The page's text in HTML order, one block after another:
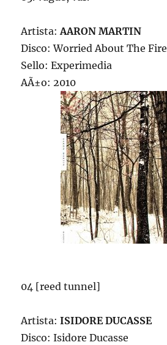
Artista:AARON MARTIN
Disco: Worried About The Fire
Sello: Experimedia
AÃ±o: 2010
04 [reed tunnel]
Artista:ISIDORE DUCASSE
Disco: Isidore Ducasse